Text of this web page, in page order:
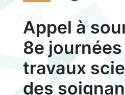
Appel à
8e
travaux
des